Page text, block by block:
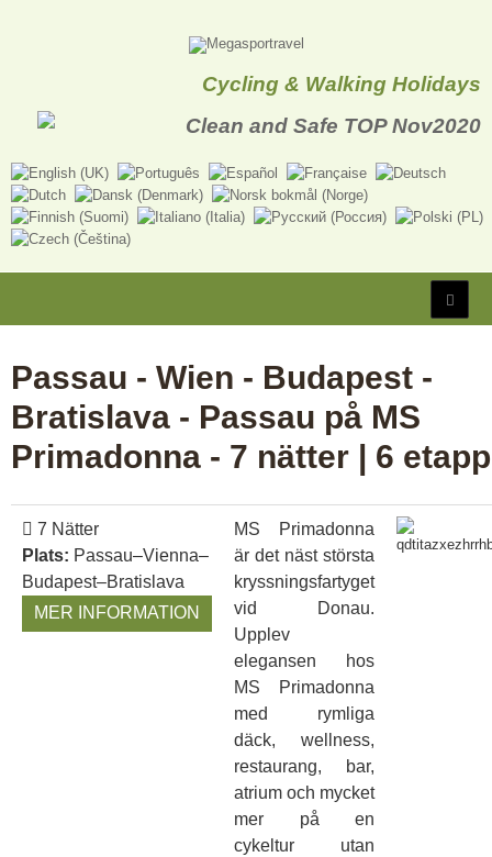
Cycling & Walking Holidays
Passau - Wien - Budapest -
Bratislava - Passau på MS
Primadonna - 7 nätter | 6
7 Nätter
Plats: Passau–Vienna–
Budapest–Bratislava
MER INFORMATION
MS Primadonna
är det näst största
kryssningsfartyget
vid Donau.
Upplev
elegansen hos
MS Primadonna
med rymliga
däck, wellness,
restaurang, bar,
atrium och mycket
mer på en
cykeltur utan